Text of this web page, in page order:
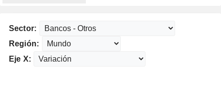
Sector:
Región:
Eje X: